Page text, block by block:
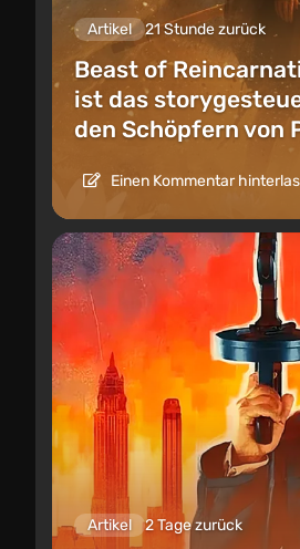
Artikel 21 Stunde zurück
Beast of
ist das
den Schöpfern von
Einen Kommentar
Artikel 2 Tage zurück